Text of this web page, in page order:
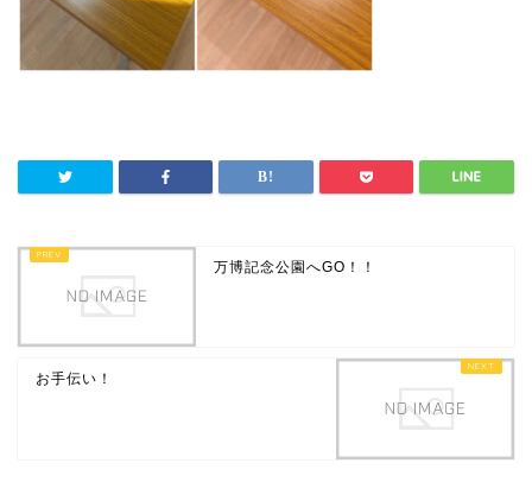
万博記念公園へGO！！
お手伝い！